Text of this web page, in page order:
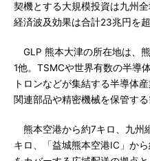
契機とする大規模投資は九州
経済波及効果は合計23兆円を
GLP 熊本大津の所在地は、
1他。TSMCや世界有数の半導
トロンなどが集結する半導体
関連部品や精密機械を保管する
熊本空港から約7キロ、九州
キロ、「益城熊本空港IC」か